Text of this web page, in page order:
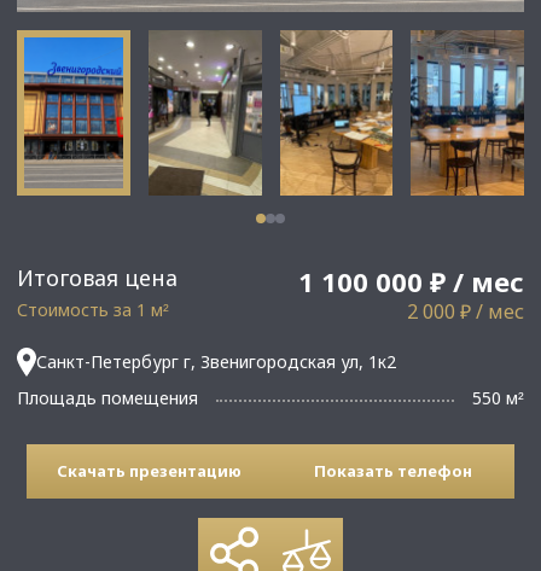
Итоговая цена 1 100 000 ₽ / мес
Стоимость за 1 м² 2 000 ₽ / мес
Санкт-Петербург г, Звенигородская ул, 1к2
Площадь помещения
550 м²
Скачать презентацию Показать телефон